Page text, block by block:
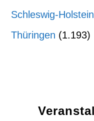
Schleswig-Holstein
Thüringen (1.193)